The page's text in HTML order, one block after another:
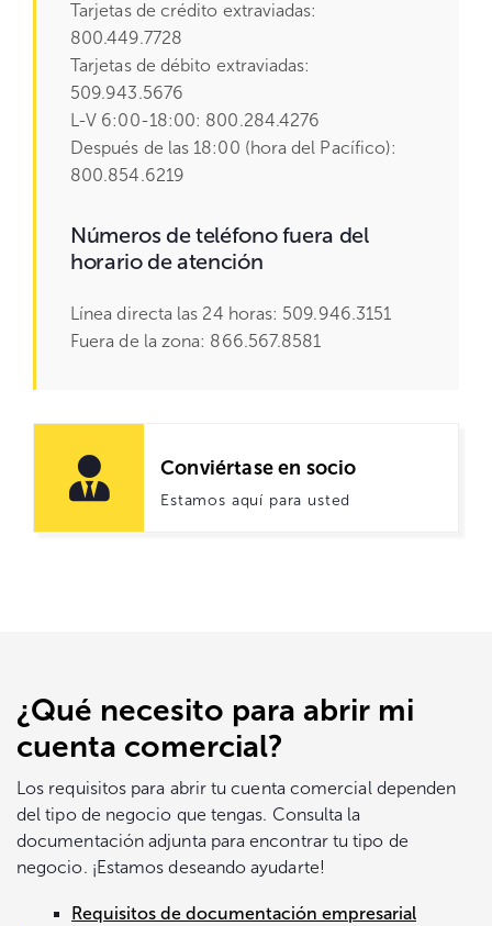
Tarjetas de crédito extraviadas:
800.449.7728
Tarjetas de débito extraviadas:
509.943.5676
L-V 6:00-18:00: 800.284.4276
Después de las 18:00 (hora del Pacífico):
800.854.6219
Números de teléfono fuera del
horario de atención
Línea directa las 24 horas: 509.946.3151
Fuera de la zona: 866.567.8581
Conviértase en socio
Estamos aquí para usted
¿Qué necesito para abrir mi
cuenta comercial?
Los requisitos para abrir tu cuenta comercial dependen
del tipo de negocio que tengas. Consulta la
documentación adjunta para encontrar tu tipo de
negocio. ¡Estamos deseando ayudarte!
Requisitos de documentación empresarial